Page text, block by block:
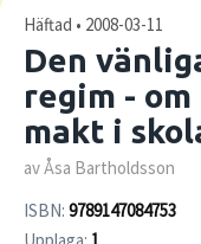
Häftad • 2008-03-11
Den
regim -
makt i
av Åsa Bartholdsson
ISBN: 9789147084753